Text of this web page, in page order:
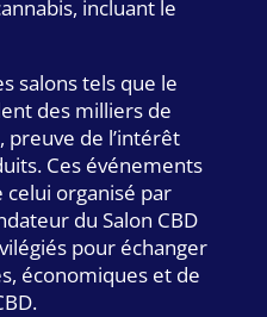
incluant le
salons tels que le
des milliers de
preuve de l’intérêt
Ces événements
organisé par
du Salon CBD
pour échanger
économiques et de